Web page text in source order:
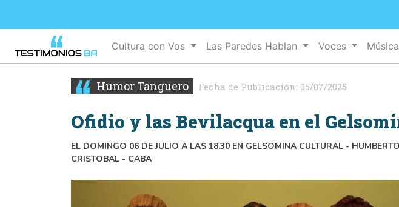
Cultura con Vos Las Paredes Hablan Voces
Humor Tanguero Fecha de Publicación: 05/07/2025
Ofidio y las Bevilacqua en el
EL DOMINGO 06 DE JULIO A LAS 18.30 EN GELSOMINA CULTURAL -
CRISTOBAL - CABA